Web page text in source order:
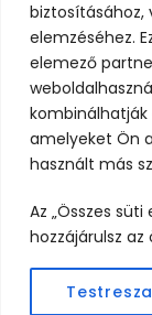
elemzéséhez.
elemező
amelyeket Ön
használt más
Az „Összes
hozzájárulsz az